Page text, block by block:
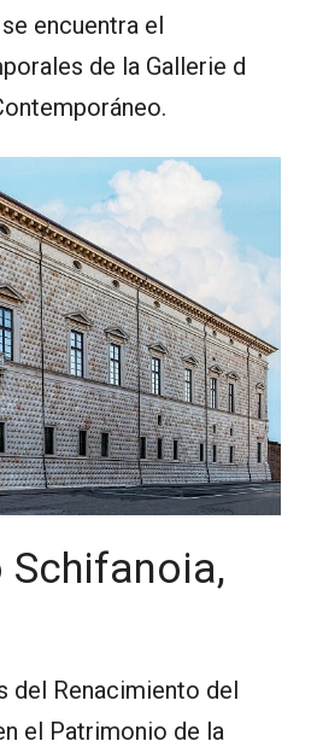
encuentra el
de la Gallerie d
del Renacimiento del
el Patrimonio de la